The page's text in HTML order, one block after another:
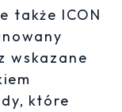
także ICON
wskazane
które